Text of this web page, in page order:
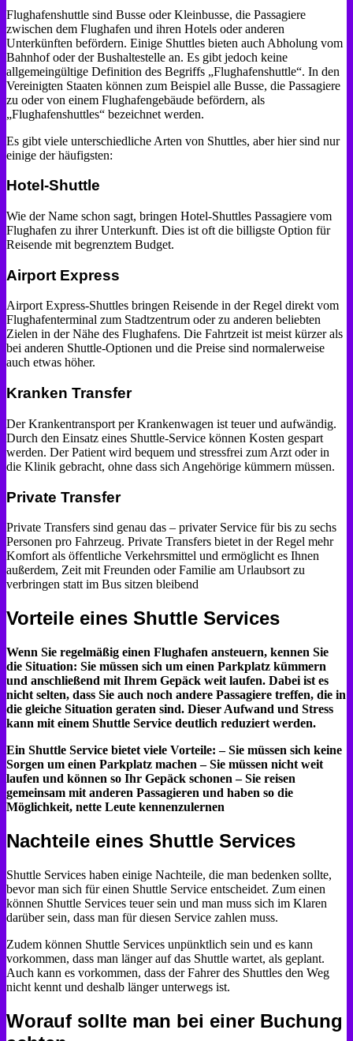
Flughafenshuttle sind Busse oder Kleinbusse, die Passagiere
zwischen dem Flughafen und ihren Hotels oder anderen
Unterkünften befördern. Einige Shuttles bieten auch Abholung vom
Bahnhof oder der Bushaltestelle an. Es gibt jedoch keine
allgemeingültige Definition des Begriffs „Flughafenshuttle“. In den
Vereinigten Staaten können zum Beispiel alle Busse, die Passagiere
zu oder von einem Flughafengebäude befördern, als
„Flughafenshuttles“ bezeichnet werden.
Es gibt viele unterschiedliche Arten von Shuttles, aber hier sind nur
einige der häufigsten:
Hotel-Shuttle
Wie der Name schon sagt, bringen Hotel-Shuttles Passagiere vom
Flughafen zu ihrer Unterkunft. Dies ist oft die billigste Option für
Reisende mit begrenztem Budget.
Airport Express
Airport Express-Shuttles bringen Reisende in der Regel direkt vom
Flughafenterminal zum Stadtzentrum oder zu anderen beliebten
Zielen in der Nähe des Flughafens. Die Fahrtzeit ist meist kürzer als
bei anderen Shuttle-Optionen und die Preise sind normalerweise
auch etwas höher.
Kranken Transfer
Der Krankentransport per Krankenwagen ist teuer und aufwändig.
Durch den Einsatz eines Shuttle-Service können Kosten gespart
werden. Der Patient wird bequem und stressfrei zum Arzt oder in
die Klinik gebracht, ohne dass sich Angehörige kümmern müssen.
Private Transfer
Private Transfers sind genau das – privater Service für bis zu sechs
Personen pro Fahrzeug. Private Transfers bietet in der Regel mehr
Komfort als öffentliche Verkehrsmittel und ermöglicht es Ihnen
außerdem, Zeit mit Freunden oder Familie am Urlaubsort zu
verbringen statt im Bus sitzen bleibend
Vorteile eines Shuttle Services
Wenn Sie regelmäßig einen Flughafen ansteuern, kennen Sie
die Situation: Sie müssen sich um einen Parkplatz kümmern
und anschließend mit Ihrem Gepäck weit laufen. Dabei ist es
nicht selten, dass Sie auch noch andere Passagiere treffen, die in
die gleiche Situation geraten sind. Dieser Aufwand und Stress
kann mit einem Shuttle Service deutlich reduziert werden.
Ein Shuttle Service bietet viele Vorteile: – Sie müssen sich keine
Sorgen um einen Parkplatz machen – Sie müssen nicht weit
laufen und können so Ihr Gepäck schonen – Sie reisen
gemeinsam mit anderen Passagieren und haben so die
Möglichkeit, nette Leute kennenzulernen
Nachteile eines Shuttle Services
Shuttle Services haben einige Nachteile, die man bedenken sollte,
bevor man sich für einen Shuttle Service entscheidet. Zum einen
können Shuttle Services teuer sein und man muss sich im Klaren
darüber sein, dass man für diesen Service zahlen muss.
Zudem können Shuttle Services unpünktlich sein und es kann
vorkommen, dass man länger auf das Shuttle wartet, als geplant.
Auch kann es vorkommen, dass der Fahrer des Shuttles den Weg
nicht kennt und deshalb länger unterwegs ist.
Worauf sollte man bei einer Buchung